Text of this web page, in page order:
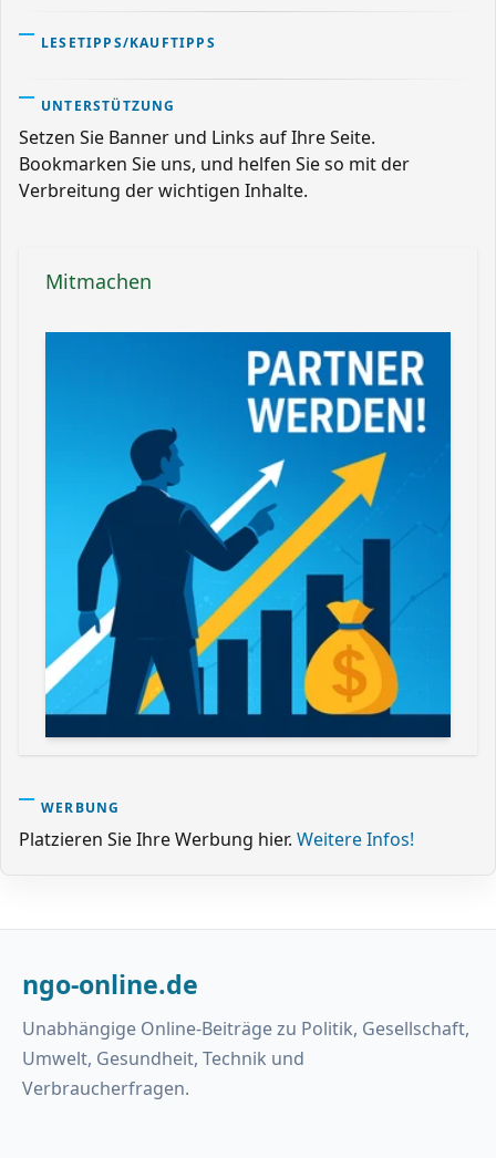
LESETIPPS/KAUFTIPPS
UNTERSTÜTZUNG
Setzen Sie Banner und Links auf Ihre Seite.
Bookmarken Sie uns, und helfen Sie so mit der
Verbreitung der wichtigen Inhalte.
Mitmachen
WERBUNG
Platzieren Sie Ihre Werbung hier. Weitere Infos!
ngo-online.de
Unabhängige Online-Beiträge zu Politik, Gesellschaft,
Umwelt, Gesundheit, Technik und
Verbraucherfragen.